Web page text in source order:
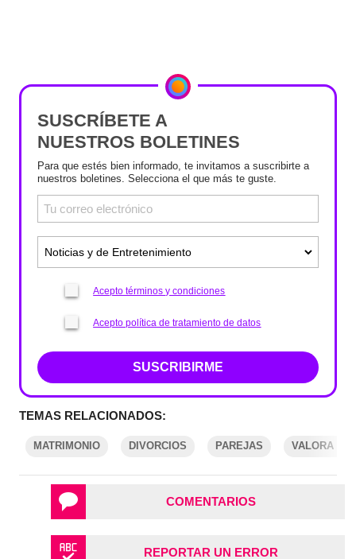
SUSCRÍBETE A
NUESTROS BOLETINES
Para que estés bien informado, te invitamos a suscribirte a
nuestros boletines. Selecciona el que más te guste.
Acepto términos y condiciones
Acepto política de tratamiento de datos
SUSCRIBIRME
TEMAS RELACIONADOS:
MATRIMONIO DIVORCIOS PAREJAS VALORA
COMENTARIOS
REPORTAR UN ERROR